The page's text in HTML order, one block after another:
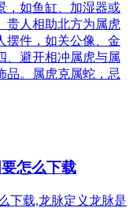
，如鱼缸、加湿器或
贵人相助北方为属虎
摆件，如关公像、金
、避开相冲属虎与属
品。属虎克属蛇，忌
怎么下载
下载,龙脉定义龙脉是